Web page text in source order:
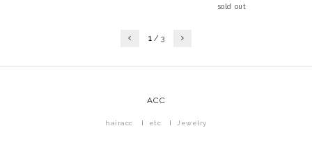
sold out
1/ 3
ACC
hairacc etc Jewelry